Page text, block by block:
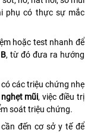
phụ có thực sự mắc
hoặc test nhanh để
, từ đó đưa ra hướng
các triệu chứng nhẹ
mũi, việc điều trị
soát triệu chứng.
cần đến cơ sở y tế để